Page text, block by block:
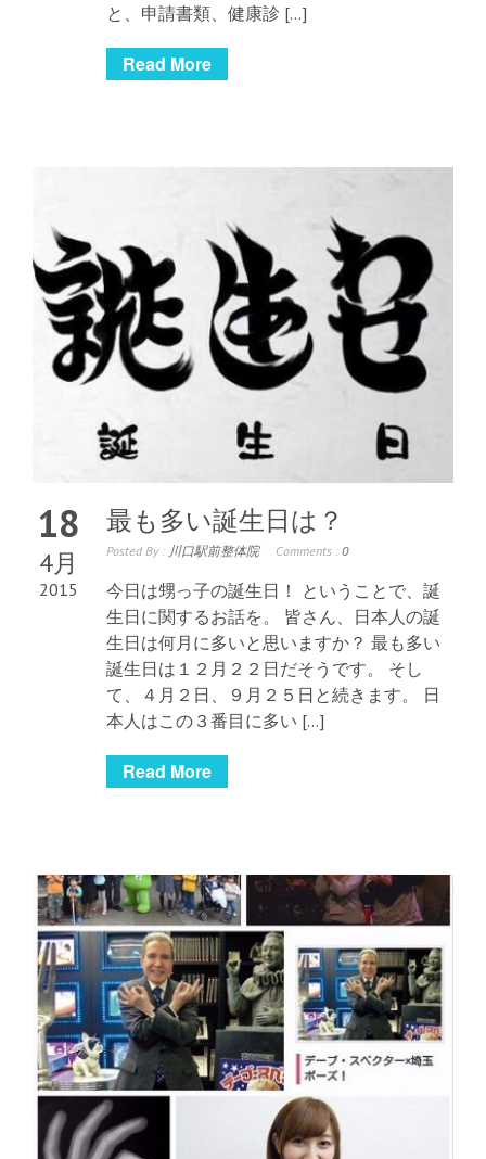
と、申請書類、健康診 […]
Read More
18
4月
2015
最も多い誕生日は？
Posted By : 川口駅前整体院 Comments : 0
今日は甥っ子の誕生日！ ということで、誕
生日に関するお話を。 皆さん、日本人の誕
生日は何月に多いと思いますか？ 最も多い
誕生日は１２月２２日だそうです。 そし
て、４月２日、９月２５日と続きます。 日
本人はこの３番目に多い […]
Read More